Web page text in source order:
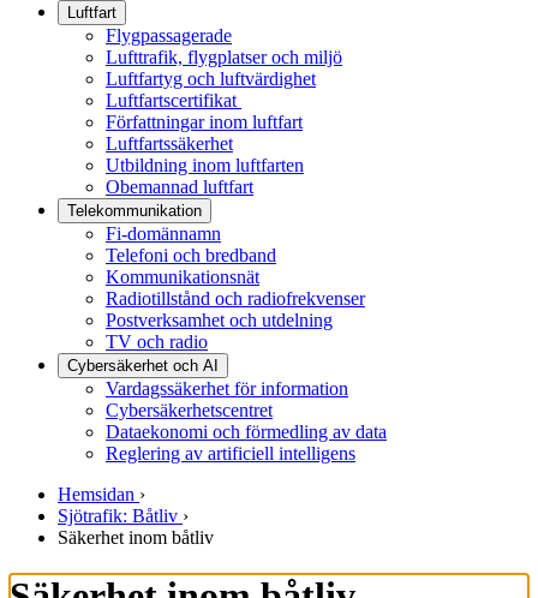
Luftfart
Flygpassagerade
Lufttrafik, flygplatser och miljö
Luftfartyg och luftvärdighet
Luftfartscertifikat
Författningar inom luftfart
Luftfartssäkerhet
Utbildning inom luftfarten
Obemannad luftfart
Telekommunikation
Fi-domännamn
Telefoni och bredband
Kommunikationsnät
Radiotillstånd och radiofrekvenser
Postverksamhet och utdelning
TV och radio
Cybersäkerhet och AI
Vardagssäkerhet för information
Cybersäkerhetscentret
Dataekonomi och förmedling av data
Reglering av artificiell intelligens
Hemsidan ›
Sjötrafik: Båtliv ›
Säkerhet inom båtliv